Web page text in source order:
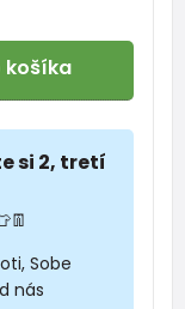
košíka
si 2, tretí
Sobe
nás